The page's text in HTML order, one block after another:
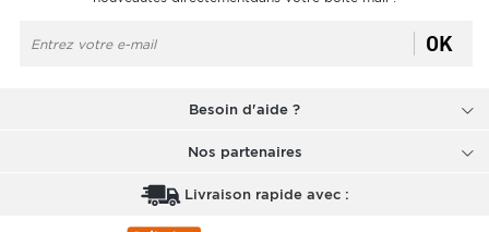
OK
Besoin d'aide ?
Nos partenaires
Livraison rapide avec :